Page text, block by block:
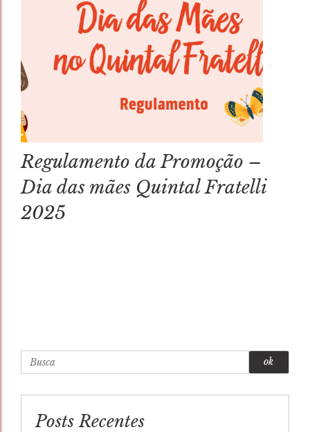
Regulamento da Promoção –
Dia das mães Quintal Fratelli
2025
Busca
Posts Recentes